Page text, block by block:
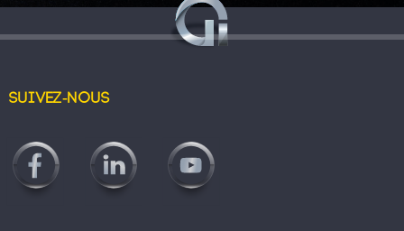
Suivez-nous